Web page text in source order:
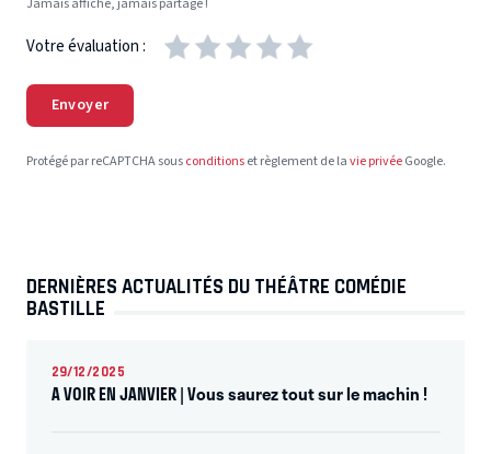
Jamais affiché, jamais partagé !
Votre évaluation :
Envoyer
Protégé par reCAPTCHA sousconditionset règlement de lavie privéeGoogle.
DERNIÈRES ACTUALITÉS DU THÉÂTRE COMÉDIE
BASTILLE
29/12/2025
A VOIR EN JANVIER | Vous saurez tout sur le machin !